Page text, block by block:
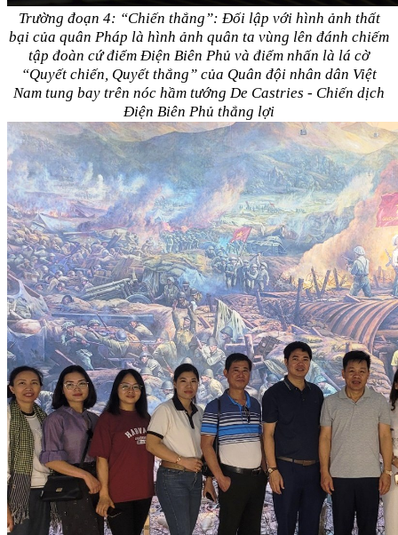
Trường đoạn 4: “Chiến thắng”: Đối lập với hình ảnh thất
bại của quân Pháp là hình ảnh quân ta vùng lên đánh chiếm
tập đoàn cứ điểm Điện Biên Phủ và điểm nhấn là lá cờ
“Quyết chiến, Quyết thắng” của Quân đội nhân dân Việt
Nam tung bay trên nóc hầm tướng De Castries - Chiến dịch
Điện Biên Phủ thắng lợi